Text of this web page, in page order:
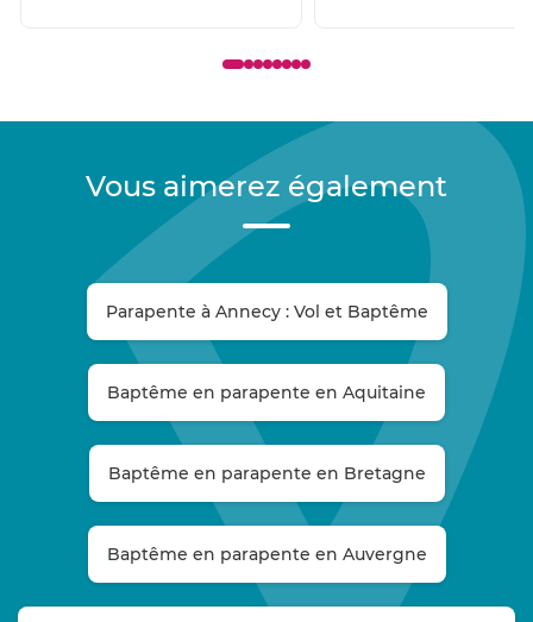
Vous aimerez également
Parapente à Annecy : Vol et Baptême
Baptême en parapente en Aquitaine
Baptême en parapente en Bretagne
Baptême en parapente en Auvergne